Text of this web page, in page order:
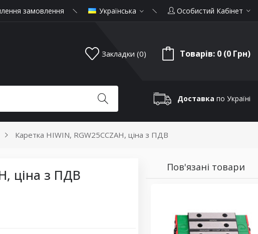
замовлення Українська Особистий Кабінет
Закладки (0) Товарів: 0 (0 Грн)
Доставка по Україні
Каретка HIWIN, RGW25CCZAH, ціна з ПДВ
ціна з ПДВ Пов'язані товари